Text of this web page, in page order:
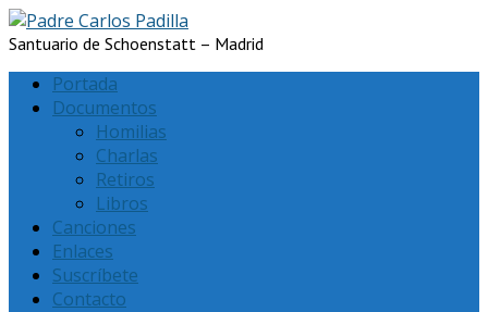
Santuario de Schoenstatt – Madrid
Portada
Documentos
Homilias
Charlas
Retiros
Libros
Canciones
Enlaces
Suscríbete
Contacto